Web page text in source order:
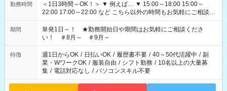
勤務時間
＜1日3時間～OK！＞ ▼ 例えば… ▼ 15:00～18:00 15:00～
22:00 17:00～22:00 など こちら以外の時間もお気軽にご相談く
ださい！
期間
単発1日～！ ★勤務開始日や期間はお気軽にご相談くださ
い！ ＃8月～ ＃9月～
特徴 週1日からOK / 日払いOK / 履歴書不要 / 40～50代活躍中 / 副
業・WワークOK / 服装自由 / シフト勤務 / 10名以上の大量募
集 / 電話対応なし / パソコンスキル不要